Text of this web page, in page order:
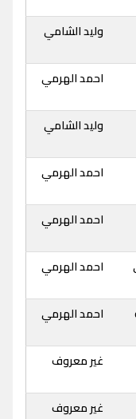
وليد الشامي
احمد الهرمي
وليد الشامي
احمد الهرمي
احمد الهرمي
احمد الهرمي
احمد الهرمي
غير معروف
غير معروف